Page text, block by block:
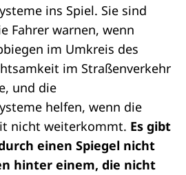
ins Spiel. Sie sind
Fahrer warnen, wenn
im Umkreis des
im Straßenverkehr
und die
helfen, wenn die
nicht weiterkommt. Es gibt
einen Spiegel nicht
hinter einem, die nicht